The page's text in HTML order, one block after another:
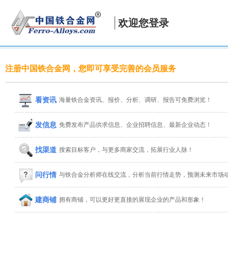
欢迎您登录
注册中国铁合金网，您即可享受完善的会员服务
看资讯 海量铁合金资讯、报价、分析、调研、报告可免费浏览！
发信息 免费发布产品供求信息、企业招聘信息、最新企业动态！
找渠道 搜索目标客户，与更多商家交流，拓展行业人脉！
问行情 与铁合金分析师在线交流，分析当前行情走势，预测未来市场
建商铺 拥有商铺，可以更好更直接的展现企业的产品和形象！